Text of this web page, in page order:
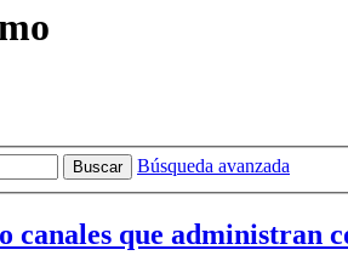
Buscar Búsqueda avanzada
canales que administran